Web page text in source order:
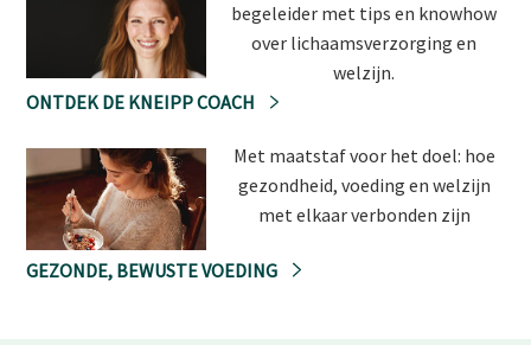
begeleider met tips en knowhow
over lichaamsverzorging en
welzijn.
ONTDEK DE KNEIPP COACH
Met maatstaf voor het doel: hoe
gezondheid, voeding en welzijn
met elkaar verbonden zijn
GEZONDE, BEWUSTE VOEDING